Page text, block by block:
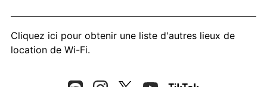
Cliquez ici pour obtenir une liste d'autres lieux de
location de Wi-Fi.